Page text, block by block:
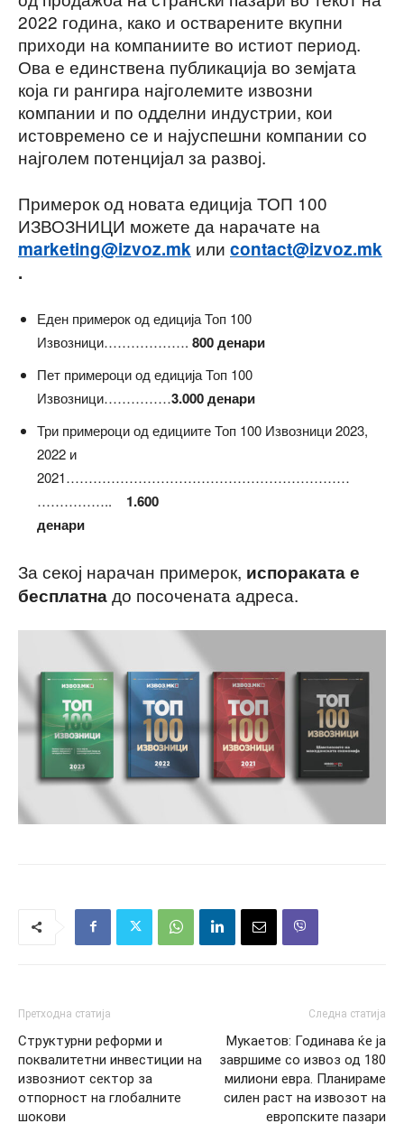
2022 година, како и остварените вкупни
приходи на компаниите во истиот период.
Ова е единствена публикација во земјата
која ги рангира најголемите извозни
компании и по одделни индустрии, кои
истовремено се и најуспешни компании со
најголем потенцијал за развој.
Примерок од новата едиција ТОП 100
ИЗВОЗНИЦИ можете да нарачате на
marketing@izvoz.mk или contact@izvoz.mk
.
Еден примерок од едиција Топ 100
Извозници………………. 800 денари
Пет примероци од едиција Топ 100
Извозници……………3.000 денари
Три примероци од едициите Топ 100 Извозници 2023,
2022 и
2021………………………………………………………
…………….. 1.600
денари
За секој нарачан примерок, испораката е
бесплатнадо посочената адреса.
Претходна статија
Структурни реформи и
поквалитетни инвестиции на
извозниот сектор за
отпорност на глобалните
шокови
Следна статија
Мукаетов: Годинава ќе ја
завршиме со извоз од 180
милиони евра. Планираме
силен раст на извозот на
европските пазари